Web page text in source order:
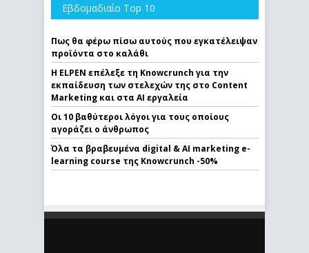
Εβδομαδιαίο Top 10
Πως θα φέρω πίσω αυτούς που εγκατέλειψαν
προϊόντα στο καλάθι
Η ELPEN επέλεξε τη Knowcrunch για την
εκπαίδευση των στελεχών της στο Content
Marketing και στα AI εργαλεία
Οι 10 βαθύτεροι λόγοι για τους οποίους
αγοράζει ο άνθρωπος
Όλα τα βραβευμένα digital & AI marketing e-
learning course της Knowcrunch -50%